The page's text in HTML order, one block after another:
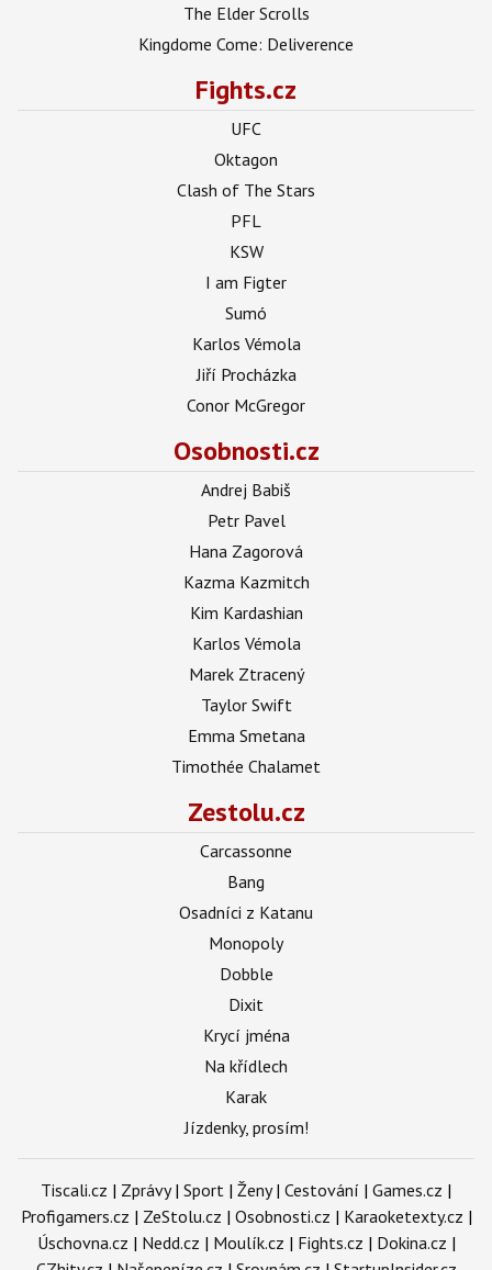
The Elder Scrolls
Kingdome Come: Deliverence
Fights.cz
UFC
Oktagon
Clash of The Stars
PFL
KSW
I am Figter
Sumó
Karlos Vémola
Jiří Procházka
Conor McGregor
Osobnosti.cz
Andrej Babiš
Petr Pavel
Hana Zagorová
Kazma Kazmitch
Kim Kardashian
Karlos Vémola
Marek Ztracený
Taylor Swift
Emma Smetana
Timothée Chalamet
Zestolu.cz
Carcassonne
Bang
Osadníci z Katanu
Monopoly
Dobble
Dixit
Krycí jména
Na křídlech
Karak
Jízdenky, prosím!
Tiscali.cz | Zprávy| Sport | Ženy| Cestování | Games.cz |
Profigamers.cz | ZeStolu.cz | Osobnosti.cz | Karaoketexty.cz |
Úschovna.cz | Nedd.cz | Moulík.cz | Fights.cz | Dokina.cz |